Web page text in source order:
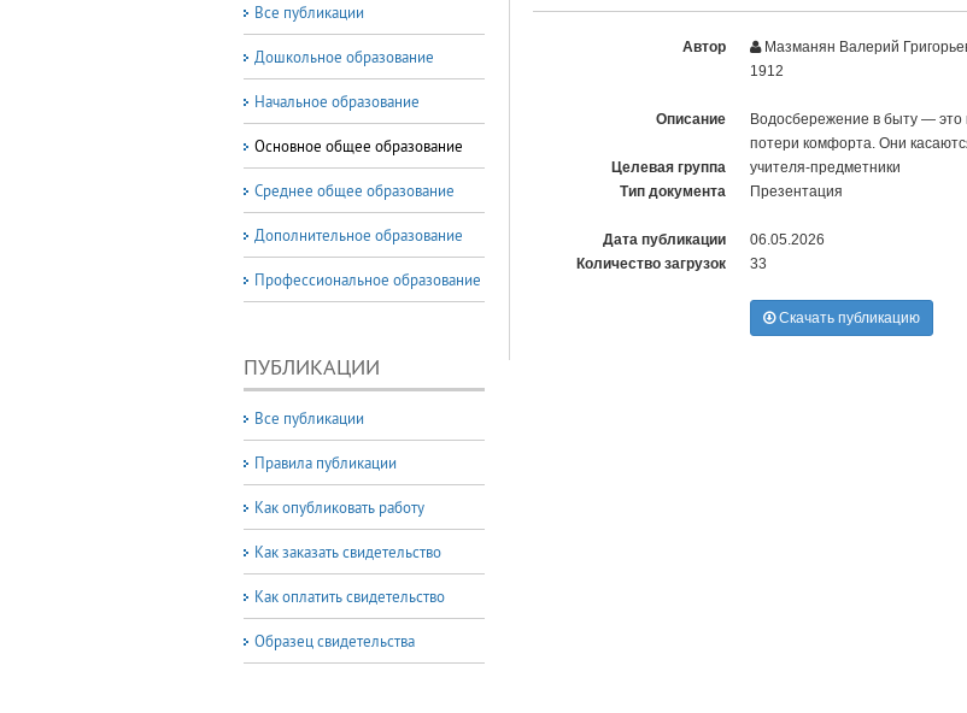
Все публикации
Дошкольное образование
Начальное образование
Основное общее образование
Среднее общее образование
Дополнительное образование
Профессиональное образование
ПУБЛИКАЦИИ
Все публикации
Правила публикации
Как опубликовать работу
Как заказать свидетельство
Как оплатить свидетельство
Образец свидетельства
Автор
Мазманян Валерий
1912
Описание
Водосбережение в быту — это
потери комфорта. Они
Целевая группа
учителя-предметники
Тип документа
Презентация
Дата публикации
06.05.2026
Количество загрузок
33
Скачать публикацию